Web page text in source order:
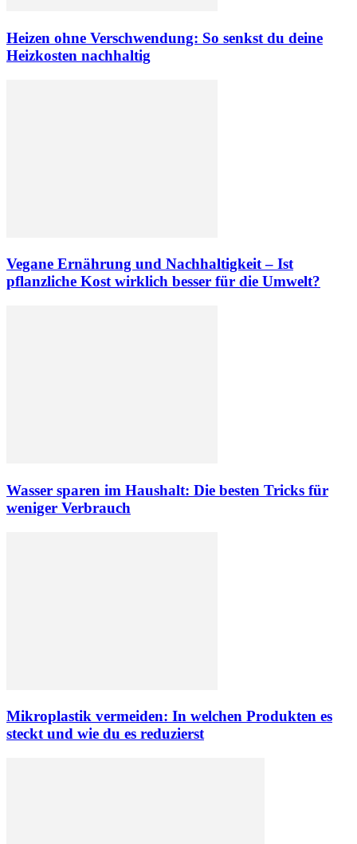
Heizen ohne Verschwendung: So senkst du deine
Heizkosten nachhaltig
Vegane Ernährung und Nachhaltigkeit – Ist
pflanzliche Kost wirklich besser für die Umwelt?
Wasser sparen im Haushalt: Die besten Tricks für
weniger Verbrauch
Mikroplastik vermeiden: In welchen Produkten es
steckt und wie du es reduzierst